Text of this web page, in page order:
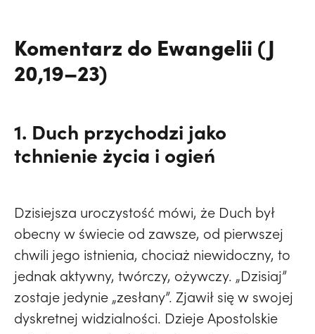
Komentarz do Ewangelii (J
20,19–23)
1. Duch przychodzi jako
tchnienie życia i ogień
Dzisiejsza uroczystość mówi, że Duch był
obecny w świecie od zawsze, od pierwszej
chwili jego istnienia, chociaż niewidoczny, to
jednak aktywny, twórczy, ożywczy. „Dzisiaj”
zostaje jedynie „zesłany”. Zjawił się w swojej
dyskretnej widzialności. Dzieje Apostolskie